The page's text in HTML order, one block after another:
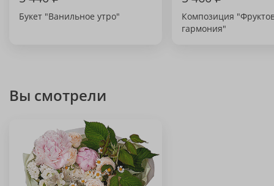
Букет "Ванильное утро"
Композиция
гармония"
Вы смотрели